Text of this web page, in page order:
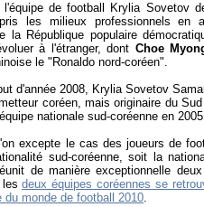
l'équipe de football Krylia Sovetov
les milieux professionnels en
la République populaire
à l'étranger, dont Choe
le "Ronaldo nord-coréen".
d'année 2008, Krylia Sovetov
coréen, mais originaire du
nationale sud-coréenne en
excepte le cas des joueurs de
sud-coréenne, soit la
de manière exceptionnelle
deux équipes coréennes se
monde de football 2010.